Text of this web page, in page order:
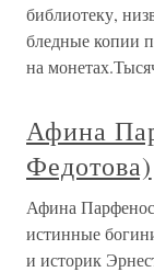
библиотеку,
бледные копии
на
Афина
Федотова)
Афина
истинные
и историк